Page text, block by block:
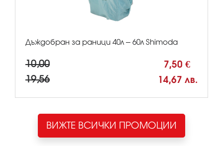
Дъждобран за раници 40л – 60л Shimoda
10,00 7,50 €
19,56 14,67 лв.
ВИЖТЕ ВСИЧКИ ПРОМОЦИИ